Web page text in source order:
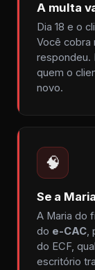
A multa
Dia 18 e o
Você cobra
respondeu.
quem o
novo.
🧠
Se a
A Maria do
do e-CAC,
do ECF,
escritório